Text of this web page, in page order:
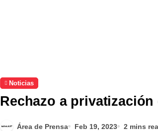
Noticias
Rechazo a privatización
Área de Prensa Feb 19, 2023 2 mins